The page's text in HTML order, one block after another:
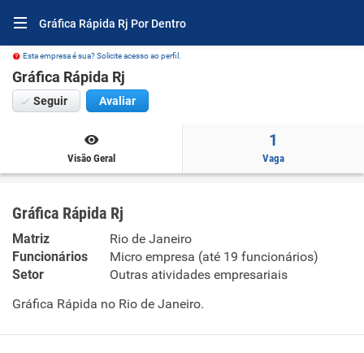
Gráfica Rápida Rj Por Dentro
Esta empresa é sua? Solicite acesso ao perfil.
Gráfica Rápida Rj
Seguir Avaliar
Visão Geral
1
Vaga
Gráfica Rápida Rj
Matriz
Rio de Janeiro
Funcionários
Micro empresa (até 19 funcionários)
Setor
Outras atividades empresariais
Gráfica Rápida no Rio de Janeiro.